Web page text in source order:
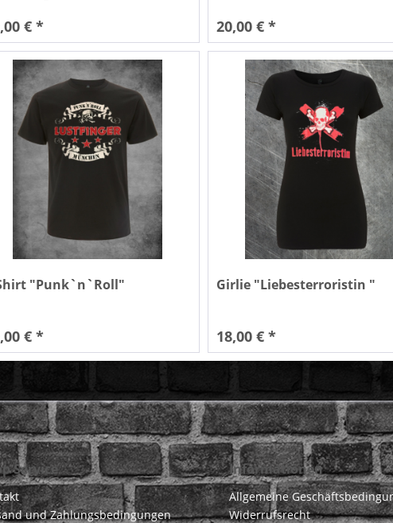
20,00 € *
"Punk`n`Roll"
€ *
Girlie "Liebesterroristin "
18,00 € *
€ *
Service
und Zahlungsbedingungen
Informationen
Allgemeine
Widerrufsrecht